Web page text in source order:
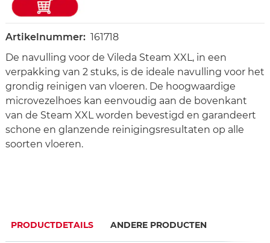
Artikelnummer: 161718
De navulling voor de Vileda Steam XXL, in een
verpakking van 2 stuks, is de ideale navulling voor het
grondig reinigen van vloeren. De hoogwaardige
microvezelhoes kan eenvoudig aan de bovenkant
van de Steam XXL worden bevestigd en garandeert
schone en glanzende reinigingsresultaten op alle
soorten vloeren.
PRODUCTDETAILS ANDERE PRODUCTEN